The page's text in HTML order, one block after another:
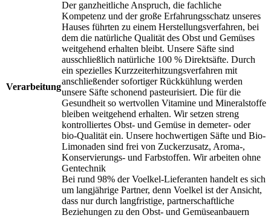
Verarbeitung
Der ganzheitliche Anspruch, die fachliche
Kompetenz und der große Erfahrungsschatz unseres
Hauses führten zu einem Herstellungsverfahren, bei
dem die natürliche Qualität des Obst und Gemüses
weitgehend erhalten bleibt. Unsere Säfte sind
ausschließlich natürliche 100 % Direktsäfte. Durch
ein spezielles Kurzzeiterhitzungsverfahren mit
anschließender sofortiger Rückkühlung werden
unsere Säfte schonend pasteurisiert. Die für die
Gesundheit so wertvollen Vitamine und Mineralstoffe
bleiben weitgehend erhalten. Wir setzen streng
kontrolliertes Obst- und Gemüse in demeter- oder
bio-Qualität ein. Unsere hochwertigen Säfte und Bio-
Limonaden sind frei von Zuckerzusatz, Aroma-,
Konservierungs- und Farbstoffen. Wir arbeiten ohne
Gentechnik
Bei rund 98% der Voelkel-Lieferanten handelt es sich
um langjährige Partner, denn Voelkel ist der Ansicht,
dass nur durch langfristige, partnerschaftliche
Beziehungen zu den Obst- und Gemüseanbauern